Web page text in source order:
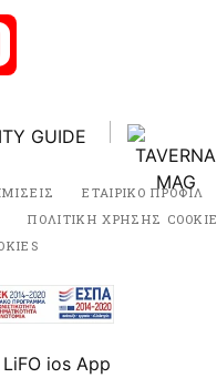
ΕΤΑΙΡΙΚΟ ΠΡΟΦΙΛ
ΠΟΛΙΤΙΚΗ ΧΡΗΣΗΣ